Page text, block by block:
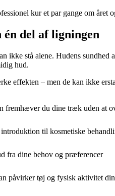
kur et par gange om året
del af ligningen
ikke stå alene. Hudens
hud.
effekten – men de kan ikke
fremhæver du dine træk uden at
til kosmetiske
fra dine behov og præferencer
påvirker tøj og fysisk aktivitet